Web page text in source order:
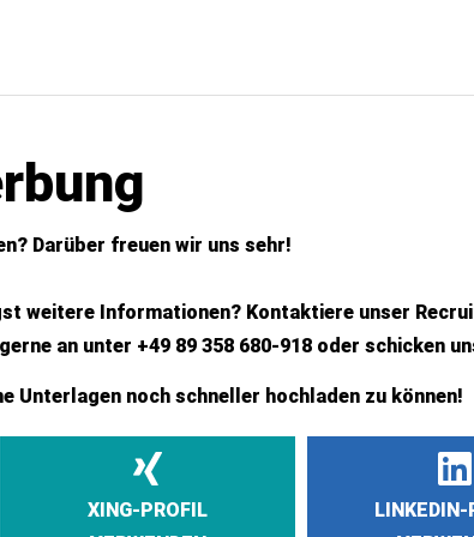
Darüber freuen wir uns sehr!
weitere Informationen? Kontaktiere unser
an unter +49 89 358 680-918 oder schicken
Unterlagen noch schneller hochladen zu können!
XING-PROFIL
LINKEDIN-